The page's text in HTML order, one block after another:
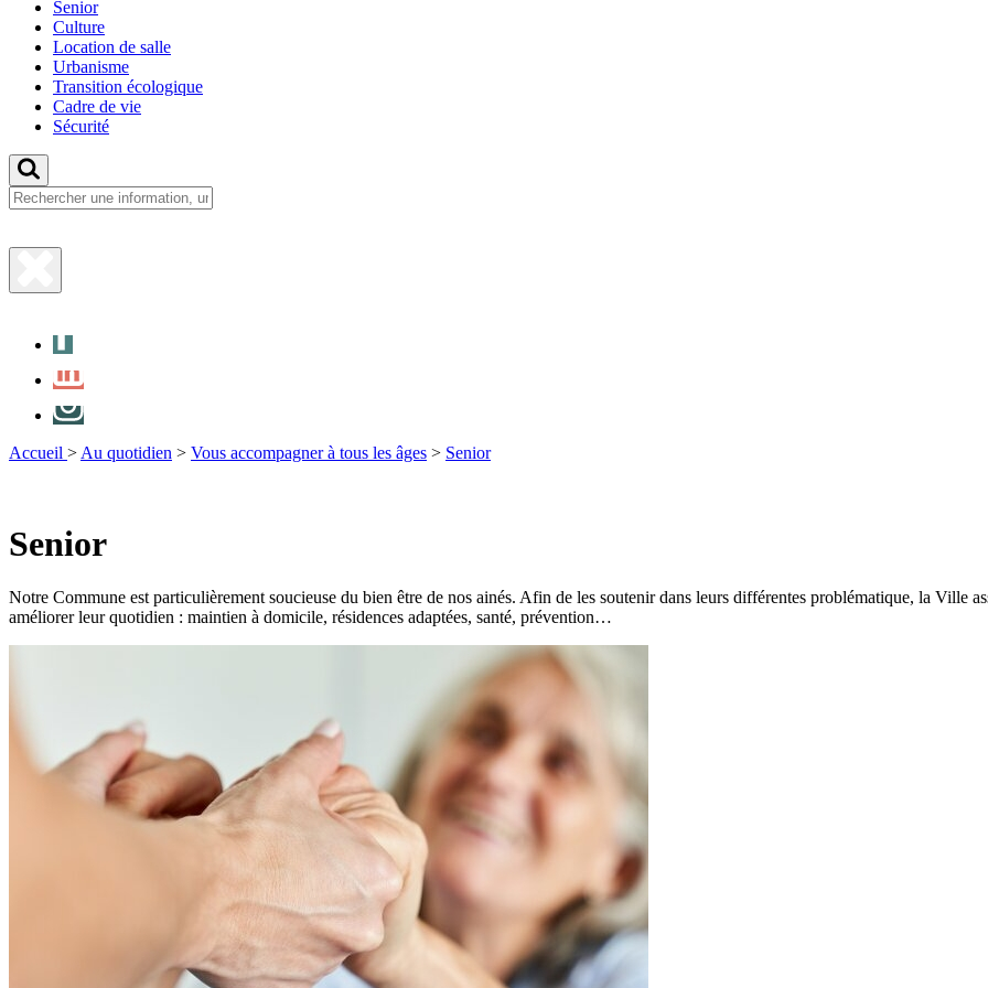
Senior
Culture
Location de salle
Urbanisme
Transition écologique
Cadre de vie
Sécurité
Fermer
Accueil > Au quotidien > Vous accompagner à tous les âges > Senior
Senior
Notre Commune est particulièrement soucieuse du bien être de nos ainés. Afin de les soutenir dans leurs différentes problématique, la Ville
améliorer leur quotidien : maintien à domicile, résidences adaptées, santé, prévention…